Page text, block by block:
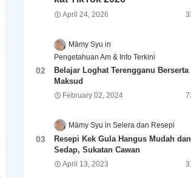
April 24, 2026
Māmy Syu
Pengetahuan Am & Info Terkini
Belajar Loghat Terengganu Berserta
Maksud
February 02, 2024
Māmy Syu Selera dan Resepi
Resepi Kek Gula Hangus Mudah dan
Sedap, Sukatan Cawan
April 13, 2023